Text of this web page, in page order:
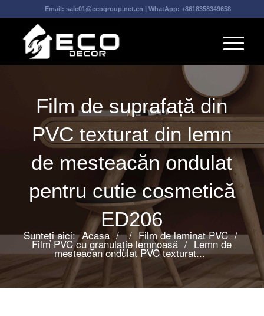
Email: sale01@ecogroup.net.cn | WhatApp: +8618358349658
Film de suprafață din
PVC texturat din lemn
de mesteacăn ondulat
pentru cutie cosmetică
ED206
Sunteți aici: Acasa / / Film de laminat PVC /
Film PVC cu granulație lemnoasă / Lemn de
mesteacan ondulat PVC texturat...